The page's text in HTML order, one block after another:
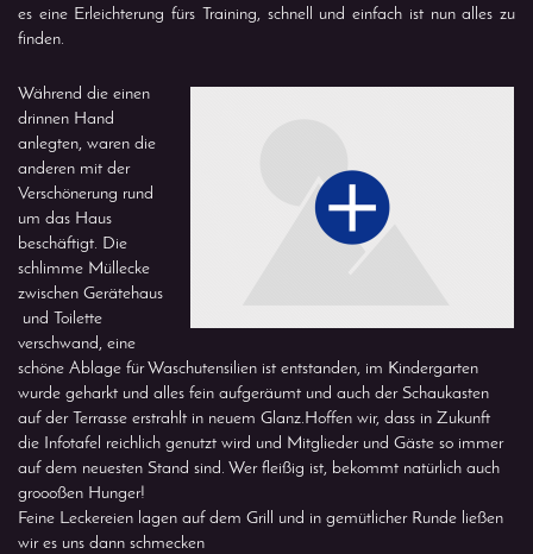
es eine Erleichterung fürs Training, schnell und einfach ist nun alles zu
finden.
Während die einen
drinnen Hand
anlegten, waren die
anderen mit der
Verschönerung rund
um das Haus
beschäftigt. Die
schlimme Müllecke
zwischen Gerätehaus
und Toilette
verschwand, eine
schöne Ablage für Waschutensilien ist entstanden, im Kindergarten
wurde geharkt und alles fein aufgeräumt und auch der Schaukasten
auf der Terrasse erstrahlt in neuem Glanz.Hoffen wir, dass in Zukunft
die Infotafel reichlich genutzt wird und Mitglieder und Gäste so immer
auf dem neuesten Stand sind. Wer fleißig ist, bekommt natürlich auch
groooßen Hunger!
Feine Leckereien lagen auf dem Grill und in gemütlicher Runde ließen
wir es uns dann schmecken